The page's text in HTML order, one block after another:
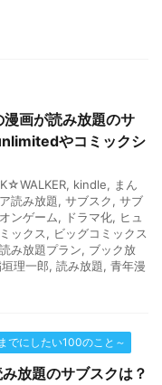
漫画が読み放題のサ
やコミックシ
, kindle, まん
読み放題, サブスク, サブ
ンゲーム, ドラマ化, ヒュ
ックス, ビッグコミックス
み放題プラン, ブック放
理一郎, 読み放題, 青年漫
でにしたい100のこと～
放題のサブスクは？